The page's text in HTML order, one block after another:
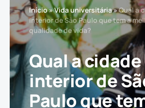
Início»Vida universitária»Qual a
interior de São Paulo que tem a
qualidade de vida?
Qual a
interior de
Paulo que